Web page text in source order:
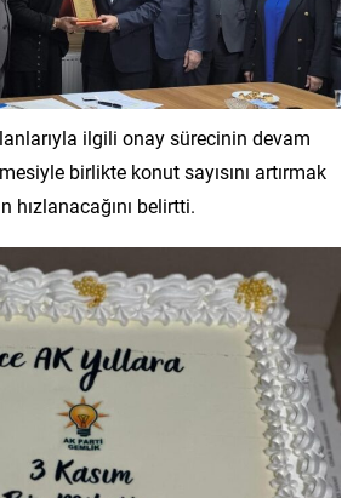
ilgili onay sürecinin devam
birlikte konut sayısını artırmak
hızlanacağını belirtti.